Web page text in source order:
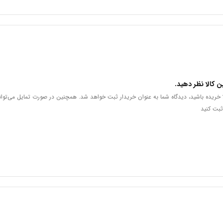
و انتقال آنها به محل مورد نظر در دهان بیمار استفاده می‌شود. این ابزار به
نماید.
کالا نظر دهید.
خریده باشید، دیدگاه شما به عنوان خریدار ثبت خواهد شد. همچنین در صورت تمایل
کنید